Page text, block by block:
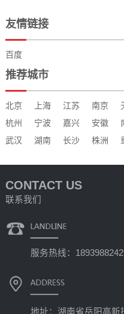
友情链接
百度
推荐城市
北京 上海 江苏 南京
杭州
宁波 嘉兴 安徽
武汉
湖南 长沙 株洲
CONTACT US
联系我们
服务热线：
地址：湖南省岳阳高新